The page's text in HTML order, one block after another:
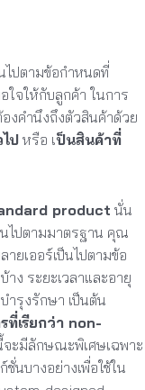
ไปตามข้อกำหนดที่
ใจให้กับลูกค้า ในการ
งคำนึงถึงตัวสินค้าด้วย
ปหรือ เป็นสินค้าที่
product นั่น
ไปตามมาตรฐาน คุณ
ยเออร์เป็นไปตามข้อ
ง ระยะเวลาและอายุ
ำรุงรักษา เป็นต้น
เรียกว่า non-
ะมีลักษณะพิเศษเฉพาะ
นบางอย่างเพื่อใช้ใน